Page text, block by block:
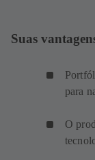
Suas
para
O